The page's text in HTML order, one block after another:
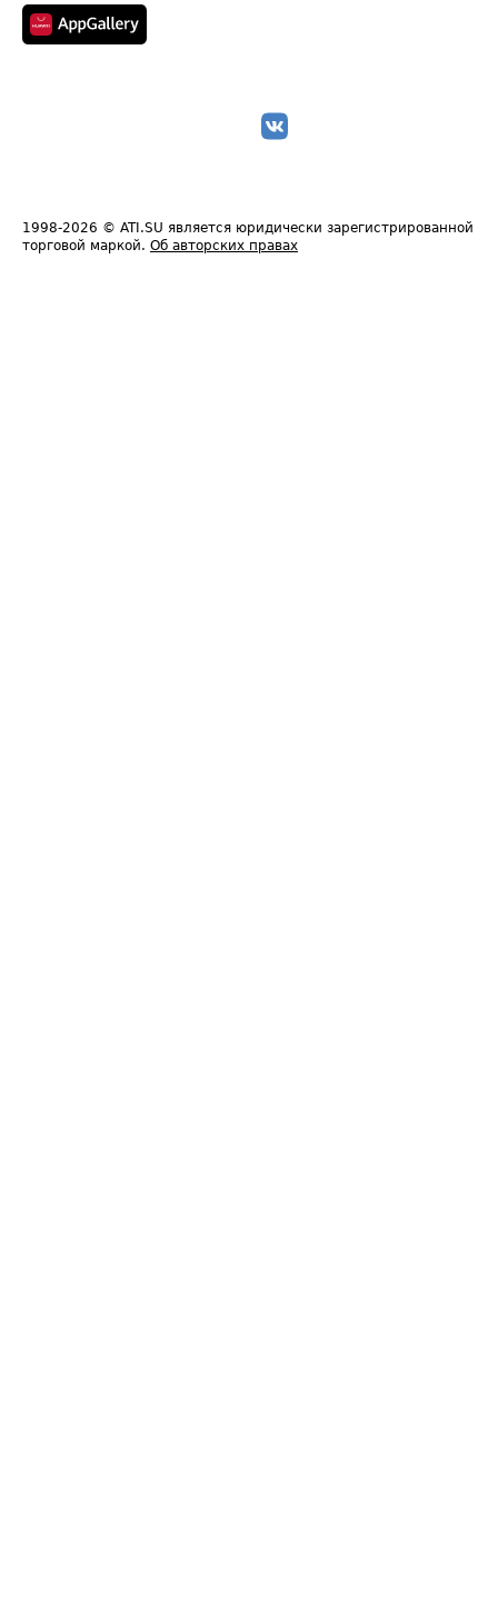
1998-2026 © ATI.SU является юридически зарегистрированной
торговой маркой. Об авторских правах